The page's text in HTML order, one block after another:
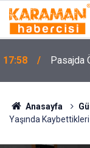
17:58 Pasajda
Anasayfa
Yaşında